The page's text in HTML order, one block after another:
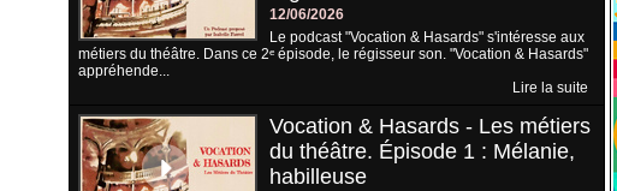
12/06/2026
Le podcast "Vocation & Hasards" s'intéresse aux
métiers du théâtre. Dans ce 2ᵉ épisode, le régisseur son. "Vocation & Hasards"
appréhende...
Lire la suite
Vocation & Hasards - Les métiers
du théâtre. Épisode 1 : Mélanie,
habilleuse